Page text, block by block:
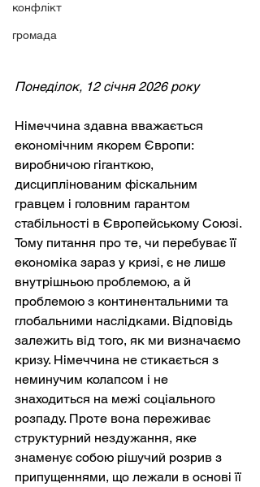
конфлікт
громада
Понеділок, 12 січня 2026 року
Німеччина здавна вважається
економічним якорем Європи:
виробничою гіганткою,
дисциплінованим фіскальним
гравцем і головним гарантом
стабільності в Європейському Союзі.
Тому питання про те, чи перебуває її
економіка зараз у кризі, є не лише
внутрішньою проблемою, а й
проблемою з континентальними та
глобальними наслідками. Відповідь
залежить від того, як ми визначаємо
кризу. Німеччина не стикається з
неминучим колапсом і не
знаходиться на межі соціального
розпаду. Проте вона переживає
структурний нездужання, яке
знаменує собою рішучий розрив з
припущеннями, що лежали в основі її